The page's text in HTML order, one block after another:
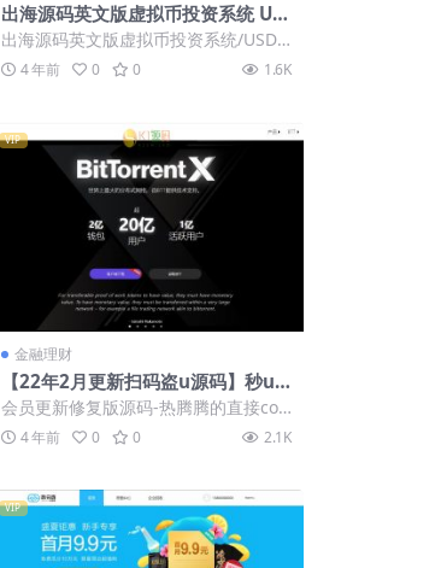
出海源码英文版虚拟币投资系统 US
DT充值源码下载
出海源码英文版虚拟币投资系统/USDT
充值 系统好像是对接的第三方API，首
页跟...
4 年前 0 0 1.6K
VIP
金融理财
【22年2月更新扫码盗u源码】秒u
盗u源码/扫码转账源码-会员更新修
复版 本站首发
会员更新修复版源码-热腾腾的直接cop
y过来的 未测试 有技术大神的可以研究
下 ...4 年前 0 0 2.1K
VIP